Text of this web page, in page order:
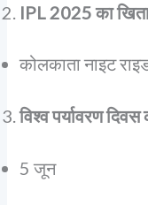
IPL 2025 का
कोलकाता नाइट
विश्व पर्यावरण
5 जून